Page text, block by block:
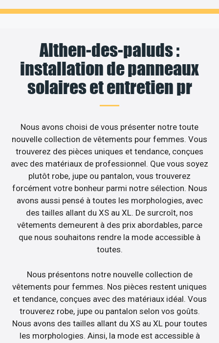
Althen-des-paluds :
installation de panneaux
solaires et entretien pr
Nous avons choisi de vous présenter notre toute
nouvelle collection de vêtements pour femmes. Vous
trouverez des pièces uniques et tendance, conçues
avec des matériaux de professionnel. Que vous soyez
plutôt robe, jupe ou pantalon, vous trouverez
forcément votre bonheur parmi notre sélection. Nous
avons aussi pensé à toutes les morphologies, avec
des tailles allant du XS au XL. De surcroît, nos
vêtements demeurent à des prix abordables, parce
que nous souhaitons rendre la mode accessible à
toutes.
Nous présentons notre nouvelle collection de
vêtements pour femmes. Nos pièces restent uniques
et tendance, conçues avec des matériaux idéal. Vous
trouverez robe, jupe ou pantalon selon vos goûts.
Nous avons des tailles allant du XS au XL pour toutes
les morphologies. Ainsi, la mode est accessible à